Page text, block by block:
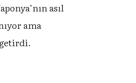
asıl
ama